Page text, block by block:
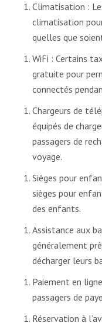
Climatisation :
climatisation
quelles que
WiFi : Certains
gratuite pour
connectés
Chargeurs de
équipés de
passagers de
voyage.
Sièges pour
sièges pour
des enfants.
Assistance aux
généralement
décharger leurs
Paiement en
passagers de
Réservation à